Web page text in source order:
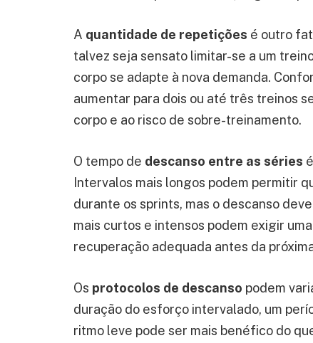
A quantidade de repetições é outro
talvez seja sensato limitar-se a um
corpo se adapte à nova demanda.
aumentar para dois ou até três treinos
corpo e ao risco de sobre-treinamento.
O tempo de descanso entre as séries
Intervalos mais longos podem permitir
durante os sprints, mas o descanso
mais curtos e intensos podem exigir
recuperação adequada antes da
Os protocolos de descanso podem
duração do esforço intervalado, um
ritmo leve pode ser mais benéfico do